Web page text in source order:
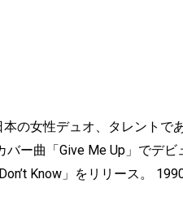
の女性デュオ、タレントであ
ー曲「Give Me Up」でデ
Know」をリリース。